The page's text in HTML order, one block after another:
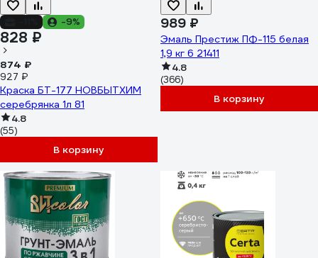
-9%
828 ₽
874 ₽
927 ₽
Краска БТ-177 НОВБЫТХИМ
серебрянка 1л 81
4.8
(55)
В корзину
989 ₽
Эмаль Престиж ПФ-115 белая
1,9 кг 6 21411
4.8
(366)
В корзину